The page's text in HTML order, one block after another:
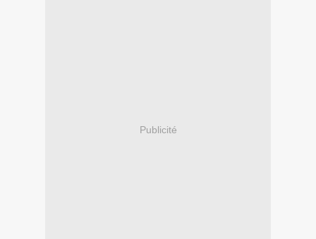
Publicité